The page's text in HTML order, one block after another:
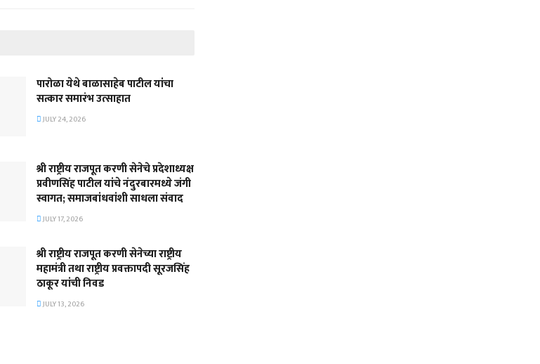
पारोळा येथे बाळासाहेब पाटील यांचा
सत्कार समारंभ उत्साहात
JULY 24, 2026
श्री राष्ट्रीय राजपूत करणी सेनेचे प्रदेशाध्यक्ष
प्रवीणसिंह पाटील यांचे नंदुरबारमध्ये जंगी
स्वागत; समाजबांधवांशी साधला संवाद
JULY 17, 2026
श्री राष्ट्रीय राजपूत करणी सेनेच्या राष्ट्रीय
महामंत्री तथा राष्ट्रीय प्रवक्तापदी सूरजसिंह
ठाकूर यांची निवड
JULY 13, 2026